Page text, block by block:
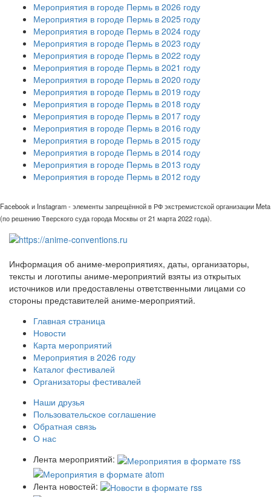
Мероприятия в городе Пермь в 2026 году
Мероприятия в городе Пермь в 2025 году
Мероприятия в городе Пермь в 2024 году
Мероприятия в городе Пермь в 2023 году
Мероприятия в городе Пермь в 2022 году
Мероприятия в городе Пермь в 2021 году
Мероприятия в городе Пермь в 2020 году
Мероприятия в городе Пермь в 2019 году
Мероприятия в городе Пермь в 2018 году
Мероприятия в городе Пермь в 2017 году
Мероприятия в городе Пермь в 2016 году
Мероприятия в городе Пермь в 2015 году
Мероприятия в городе Пермь в 2014 году
Мероприятия в городе Пермь в 2013 году
Мероприятия в городе Пермь в 2012 году
Facebook и Instagram - элементы запрещённой в РФ экстремистской организации Meta
(по решению Тверского суда города Москвы от 21 марта 2022 года).
Информация об аниме-мероприятиях, даты, организаторы,
тексты и логотипы аниме-мероприятий взяты из открытых
источников или предоставлены ответственными лицами со
стороны представителей аниме-мероприятий.
Главная страница
Новости
Карта мероприятий
Мероприятия в 2026 году
Каталог фестивалей
Организаторы фестивалей
Наши друзья
Пользовательское соглашение
Обратная связь
О нас
Лента мероприятий:
Лента новостей: